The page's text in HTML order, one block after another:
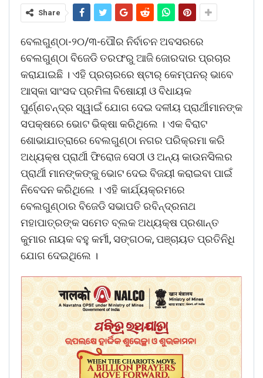
Share
ବେଲଗୁଣ୍ଠା-୨୦/୩-ପୌର ନିର୍ବାଚନ ଅବସରରେ
ବେଲଗୁଣ୍ଠା ବିଜେଡି ତରଫରୁ ଆଜି ଜୋରଦାର ପ୍ରଚାର
କରାଯାଇଛି । ଏହି ପ୍ରଚାରରେ ଷ୍ଟାର୍ କେମ୍ପନର୍ ଭାବେ
ଆସ୍କା ସାଂସଦ ପ୍ରମିଳା ବିଷୋୟୀ ଓ ବିଧାୟକ
ପୁର୍ଣ୍ଣଚନ୍ଦ୍ର ସ୍ୱାଇଁ ଯୋଗ ଦେଇ ଦଳୀୟ ପ୍ରାର୍ଥୀମାନଙ୍କ
ସପକ୍ଷରେ ଭୋଟ ଭିକ୍ଷା କରିଥିଲେ । ଏକ ବିରାଟ
ଶୋଭାଯାତ୍ରାରେ ବେଲଗୁଣ୍ଠା ନଗର ପରିକ୍ରମା କରି
ଅଧ୍ୟକ୍ଷ ପ୍ରାର୍ଥୀ ଫିରୋଜ ସେଠୀ ଓ ଅନ୍ୟ କାଉନସିଲର
ପ୍ରାର୍ଥୀ ମାନଙ୍କଙ୍କୁ ଭୋଟ ଦେଇ ବିଜୟୀ କରାଇବା ପାଇଁ
ନିବେଦନ କରିଥିଲେ । ଏହି କାର୍ଯ୍ୟକ୍ରମରେ
ବେଲଗୁଣ୍ଠାର ବିଜେଡି ସଭାପତି ରବିନ୍ଦ୍ରନାଥ
ମହାପାତ୍ରଙ୍କ ସମେତ ବ୍ଲକ ଅଧ୍ୟକ୍ଷ ପ୍ରଶାନ୍ତ
କୁମାର ନାୟକ ବହୁ କର୍ମୀ, ସଙ୍ଗଠକ, ପଞ୍ଚାୟତ ପ୍ରତିନିଧି
ଯୋଗ ଦେଇଥିଲେ ।